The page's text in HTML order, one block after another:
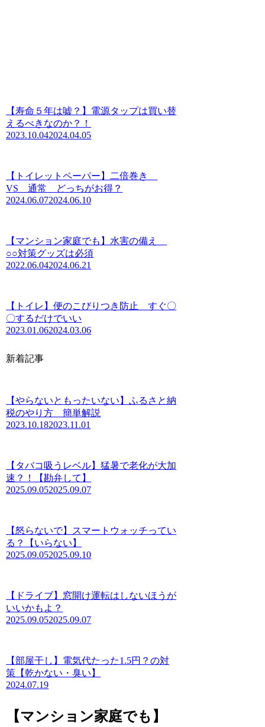
【寿命５年は嘘？】電源タップは買い替
えるべきなのか？！
2023.10.042024.04.05
【トイレットペーパー】二倍巻き
VS 通常 どっちがお得？
2024.06.072024.06.10
【マンション家庭でも】水害の備え
○○対策グッズは必須
2022.06.042024.06.21
【トイレ】便のこびりつき防止 すぐ〇
〇するだけでいい
2023.01.062024.03.06
新着記事
【やらないともったいない】ふるさと納
税のやり方 簡単解説
2023.10.182023.11.01
【タバコ吸うレベル】猛暑で老化が大加
速？！【勘弁して】
2025.09.052025.09.07
【怒らないで】スマートウォッチってい
る？【いらない】
2025.09.052025.09.10
【ドライブ】窓開け運転はしないほうが
いいかもよ？
2025.09.052025.09.07
【部屋干し】電気代たった1.5円？の対
策【乾かない・臭い】
2024.07.19
【マンション家庭でも】